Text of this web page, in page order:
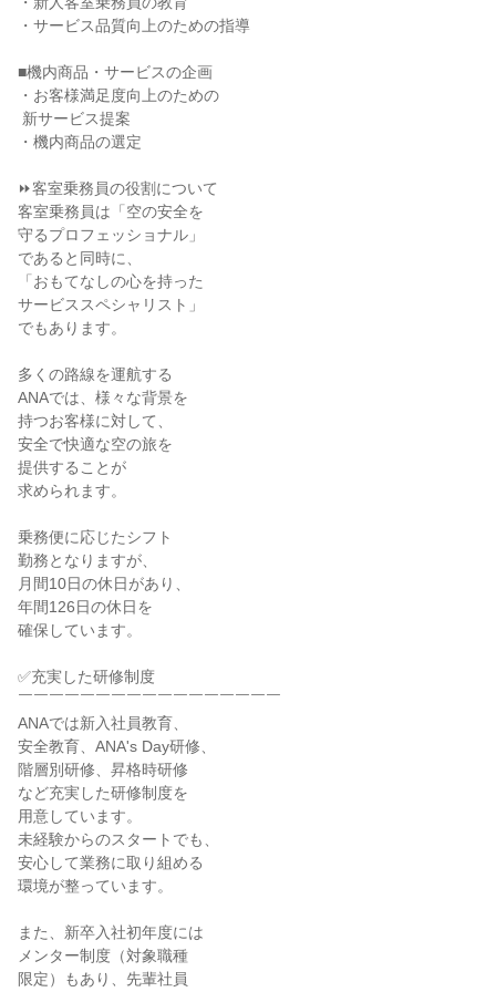
・サービス品質向上のための指導
■機内商品・サービスの企画
・お客様満足度向上のための
・機内商品の選定
⏩客室乗務員の役割について
客室乗務員は「空の安全を
守るプロフェッショナル」
であると同時に、
「おもてなしの心を持った
サービススペシャリスト」
でもあります。
多くの路線を運航する
ANAでは、様々な背景を
持つお客様に対して、
安全で快適な空の旅を
提供することが
求められます。
乗務便に応じたシフト
勤務となりますが、
月間10日の休日があり、
年間126日の休日を
確保しています。
✅充実した研修制度
￣￣￣￣￣￣￣￣￣￣￣￣￣￣￣￣￣
ANAでは新入社員教育、
安全教育、ANA's Day研修、
階層別研修、昇格時研修
など充実した研修制度を
用意しています。
未経験からのスタートでも、
安心して業務に取り組める
環境が整っています。
また、新卒入社初年度には
メンター制度（対象職種
限定）もあり、先輩社員